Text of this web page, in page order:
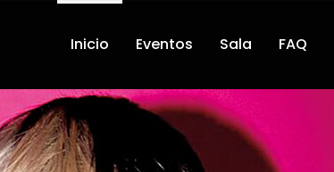
Inicio Eventos Sala FAQ